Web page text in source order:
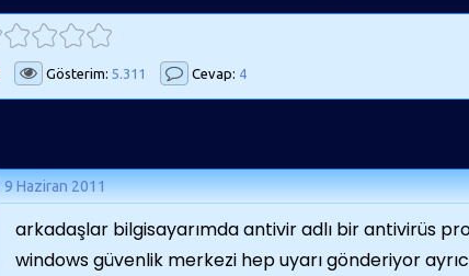
Gösterim: 5.311 Cevap: 4
9 Haziran 2011
arkadaşlar bilgisayarımda antivir adlı bir antivirüs
windows güvenlik merkezi hep uyarı gönderiyor